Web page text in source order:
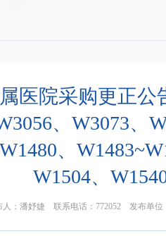
医院采购更正公
、W3073、
、
W1504、W1540
人：潘妤婕 联系电话：772052 发布单